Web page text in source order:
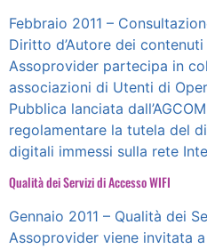
Febbraio 2011 –
Diritto d’Autore dei
Assoprovider partecipa in
associazioni di Utenti di
Pubblica lanciata
regolamentare la tutela del
digitali immessi sulla rete
Qualità dei Servizi di Accesso WIFI
Gennaio 2011 – Qualità dei
Assoprovider viene invitata